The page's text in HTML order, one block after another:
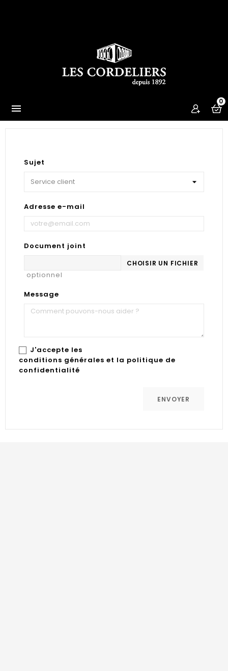

0
Sujet
Adresse e-mail
Document joint
CHOISIR UN FICHIER
optionnel
Message
J'accepte les
conditions générales et la politique de
confidentialité